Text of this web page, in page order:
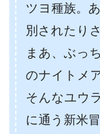
ツヨ種族。
別されたり
まあ、ぶっ
のナイトメ
そんなユウ
に通う新米